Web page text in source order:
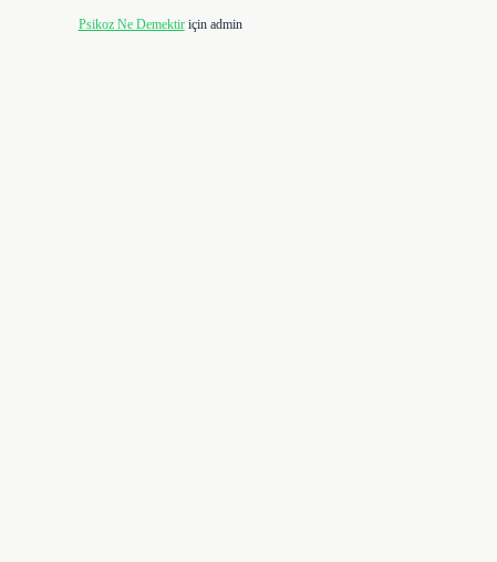
Psikoz Ne Demektiriçin admin